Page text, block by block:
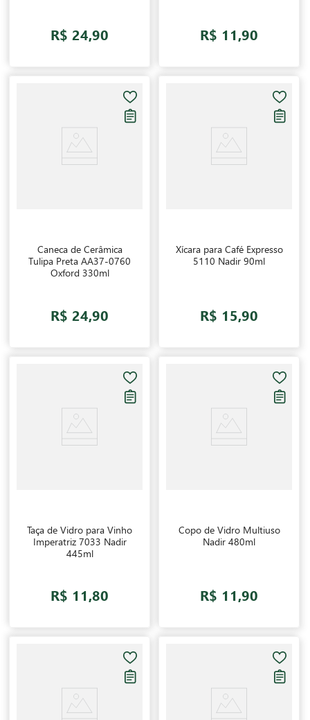
R$ 24,90 R$ 11,90
Caneca de Cerâmica
Tulipa Preta AA37-0760
Oxford 330ml
R$ 24,90
Xícara para Café Expresso
5110 Nadir 90ml
R$ 15,90
Taça de Vidro para Vinho
Imperatriz 7033 Nadir
445ml
R$ 11,80
Copo de Vidro Multiuso
Nadir 480ml
R$ 11,90